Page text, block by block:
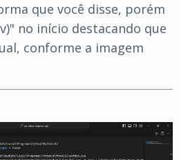
que você disse, porém
no início destacando que
conforme a imagem